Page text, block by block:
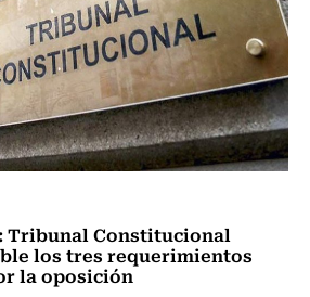
Tribunal Constitucional
los tres requerimientos
la oposición